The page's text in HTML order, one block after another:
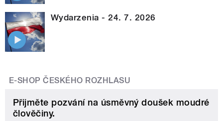
Wydarzenia - 24. 7. 2026
E-SHOP ČESKÉHO ROZHLASU
Přijměte pozvání na úsměvný doušek moudré
člověčiny.